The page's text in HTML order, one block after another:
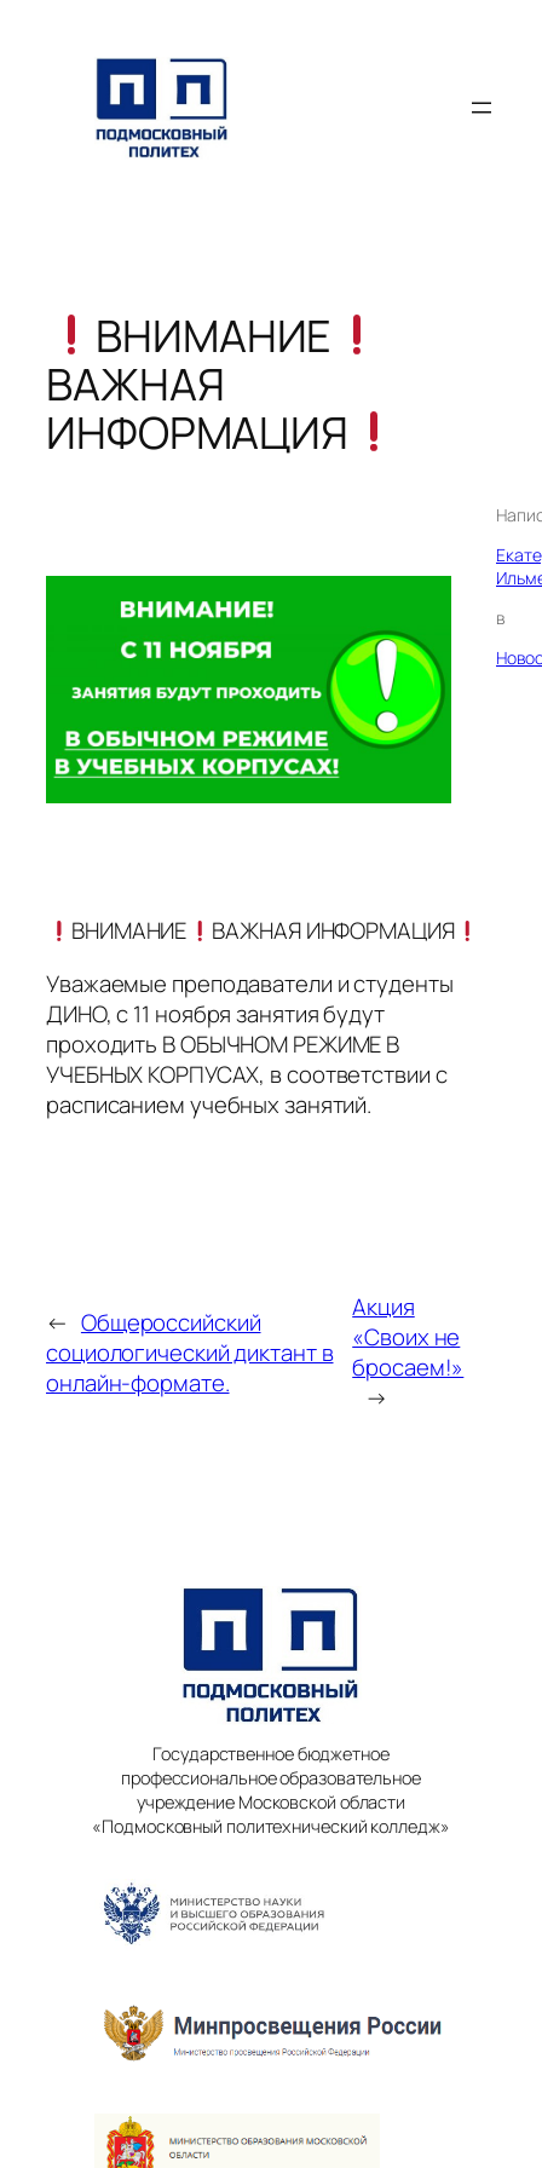
содержимому
ВНИМАНИЕ
ВАЖНАЯ
ИНФОРМАЦИЯ
в
ВНИМАНИЕ
ВАЖНАЯ ИНФОРМАЦИЯ
Уважаемые преподаватели и студенты
ДИНО, с 11 ноября занятия будут
проходить В ОБЫЧНОМ РЕЖИМЕ В
УЧЕБНЫХ КОРПУСАХ, в соответствии с
расписанием учебных занятий.
← Общероссийский
социологический диктант в
онлайн-формате.
Акция
«Своих не
бросаем!»
→
Государственное бюджетное
профессиональное образовательное
учреждение Московской области
«Подмосковный политехнический колледж»